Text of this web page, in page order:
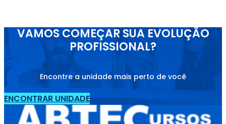
VAMOS COMEÇAR SUA EVOLUÇÃO
PROFISSIONAL?
Encontre a unidade mais perto de você
ENCONTRAR UNIDADE